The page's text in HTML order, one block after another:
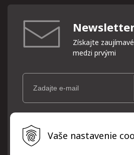
Vaše nastavenie
Získajte
medzi prvými
Vaše osobné údaje (email) budeme
účelom v súlade s platnou legislatívou
osobných údajov. Súhlas potvrdíte